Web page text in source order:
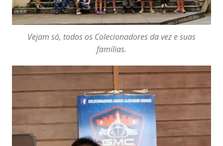
Vejam só, todos os Colecionadores da vez e suas
famílias.